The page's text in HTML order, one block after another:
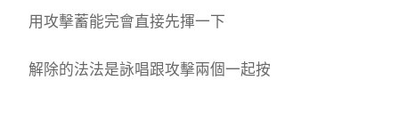
用攻擊蓄能完會直接先揮一下
解除的法法是詠唱跟攻擊兩個一起按